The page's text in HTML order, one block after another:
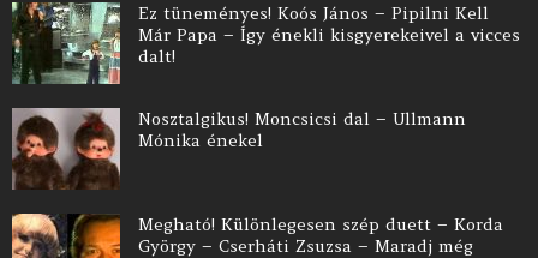
Ez tüneményes! Koós János – Pipilni Kell
Már Papa – Így énekli kisgyerekeivel a vicces
dalt!
Nosztalgikus! Moncsicsi dal – Ullmann
Mónika énekel
Megható! Különlegesen szép duett – Korda
György – Cserháti Zsuzsa – Maradj még